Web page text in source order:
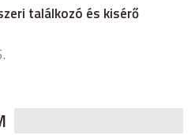
találkozó és kisérő